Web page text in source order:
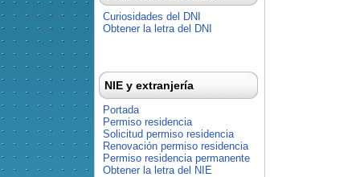
Curiosidades del DNI
Obtener la letra del DNI
NIE y extranjería
Portada
Permiso residencia
Solicitud permiso residencia
Renovación permiso residencia
Permiso residencia permanente
Obtener la letra del NIE